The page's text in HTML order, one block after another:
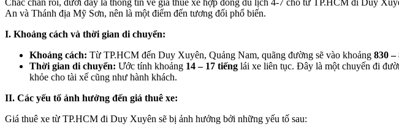
Chắc chắn rồi, dưới đây là thông tin về giá thuê xe hợp đồng du lịch 4-7 chỗ từ TP.HCM đi Duy
An và Thánh địa Mỹ Sơn, nên là một điểm đến tương đối phổ biến.
I. Khoảng cách và thời gian di chuyển:
Khoảng cách: Từ TP.HCM đến Duy Xuyên, Quảng Nam, quãng đường sẽ vào khoảng 830 –
Thời gian di chuyển: Ước tính khoảng 14 – 17 tiếng lái xe liên tục. Đây là một chuyến đi
khỏe cho tài xế cũng như hành khách.
II. Các yếu tố ảnh hưởng đến giá thuê xe:
Giá thuê xe từ TP.HCM đi Duy Xuyên sẽ bị ảnh hưởng bởi những yếu tố sau: